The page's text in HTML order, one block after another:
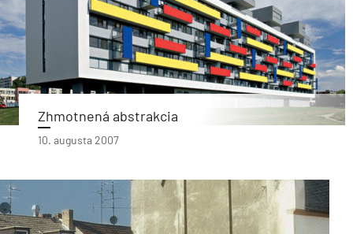
Zhmotnená abstrakcia
10. augusta 2007